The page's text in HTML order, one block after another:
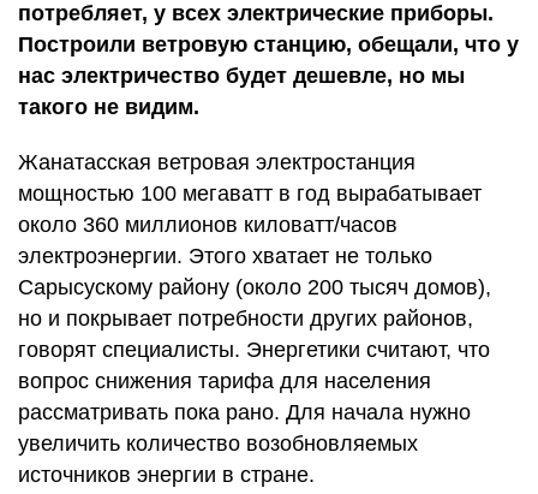
потребляет, у всех электрические приборы.
Построили ветровую станцию, обещали, что у
нас электричество будет дешевле, но мы
такого не видим.
Жанатасская ветровая электростанция
мощностью 100 мегаватт в год вырабатывает
около 360 миллионов киловатт/часов
электроэнергии. Этого хватает не только
Сарысускому району (около 200 тысяч домов),
но и покрывает потребности других районов,
говорят специалисты. Энергетики считают, что
вопрос снижения тарифа для населения
рассматривать пока рано. Для начала нужно
увеличить количество возобновляемых
источников энергии в стране.